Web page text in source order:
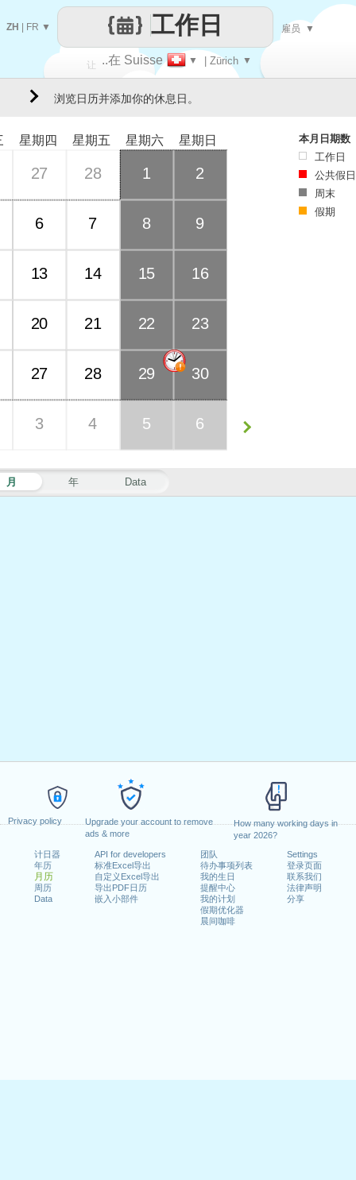
Privacy policy
Upgrade your account to remove
ads & more
How many working days in
year 2026?
计日器
年历
月历
周历
Data
API for developers
标准Excel导出
自定义Excel导出
导出PDF日历
嵌入小部件
团队
待办事项列表
我的生日
提醒中心
我的计划
假期优化器
晨间咖啡
Settings
登录页面
联系我们
法律声明
分享
让 ..在 Suisse ▼ | Zürich ▼
工作日
ZH FR ▼ 雇员 ▼
浏览日历并添加你的休息日。
月 年 Data
星期四 星期五 星期六 星期日
27 28 1 2
6 7 8 9
13 14 15 16
20 21 22 23
27 28 29 30
3 4 5 6
本月日期数
工作日
公共假日
周末
假期